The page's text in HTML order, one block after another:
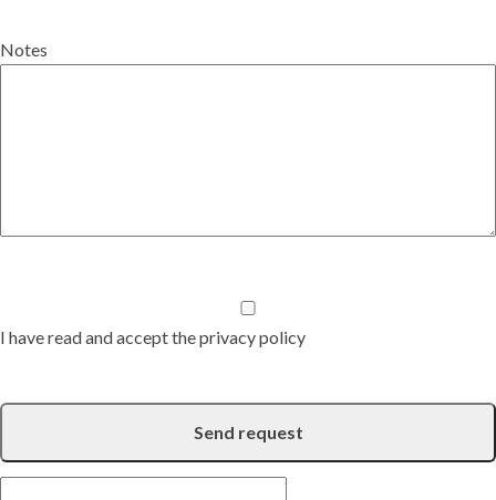
Notes
I have read and accept the privacy policy